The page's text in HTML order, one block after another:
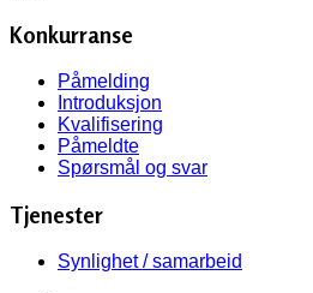
Konkurranse
Påmelding
Introduksjon
Kvalifisering
Påmeldte
Spørsmål og svar
Tjenester
Synlighet / samarbeid